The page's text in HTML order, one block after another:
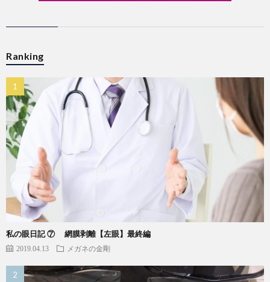
Ranking
私の眼日記 ⑦ 網膜剥離【左眼】最終編
2019.04.13 メガネの金剛